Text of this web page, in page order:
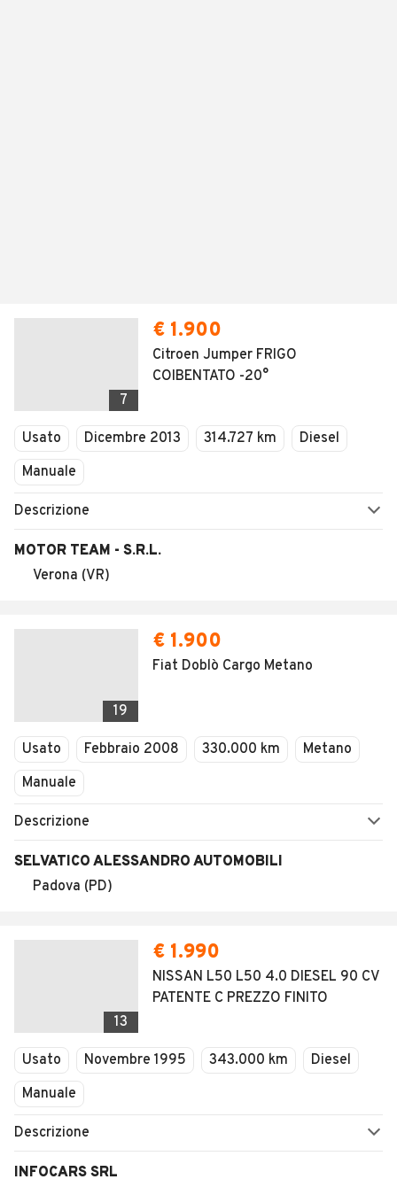
7
€ 1.900
Citroen Jumper FRIGO
COIBENTATO -20°
Usato Dicembre 2013 314.727 km
Diesel
Manuale
Descrizione
MOTOR TEAM - S.R.L.
Verona (VR)
19
€ 1.900
Fiat Doblò Cargo Metano
Usato Febbraio 2008 330.000 km
Metano
Manuale
Descrizione
SELVATICO ALESSANDRO AUTOMOBILI
Padova (PD)
13
€ 1.990
NISSAN L50 L50 4.0 DIESEL 90 CV
PATENTE C PREZZO FINITO
Usato Novembre 1995 343.000 km
Diesel
Manuale
Descrizione
INFOCARS SRL